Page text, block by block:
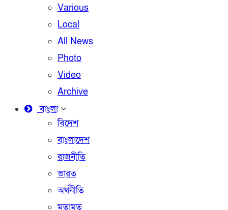
Various
Local
All News
Photo
Video
Archive
বাংলা
বিদেশ
বাংলাদেশ
রাজনীতি
ভারত
অর্থনীতি
মতামত